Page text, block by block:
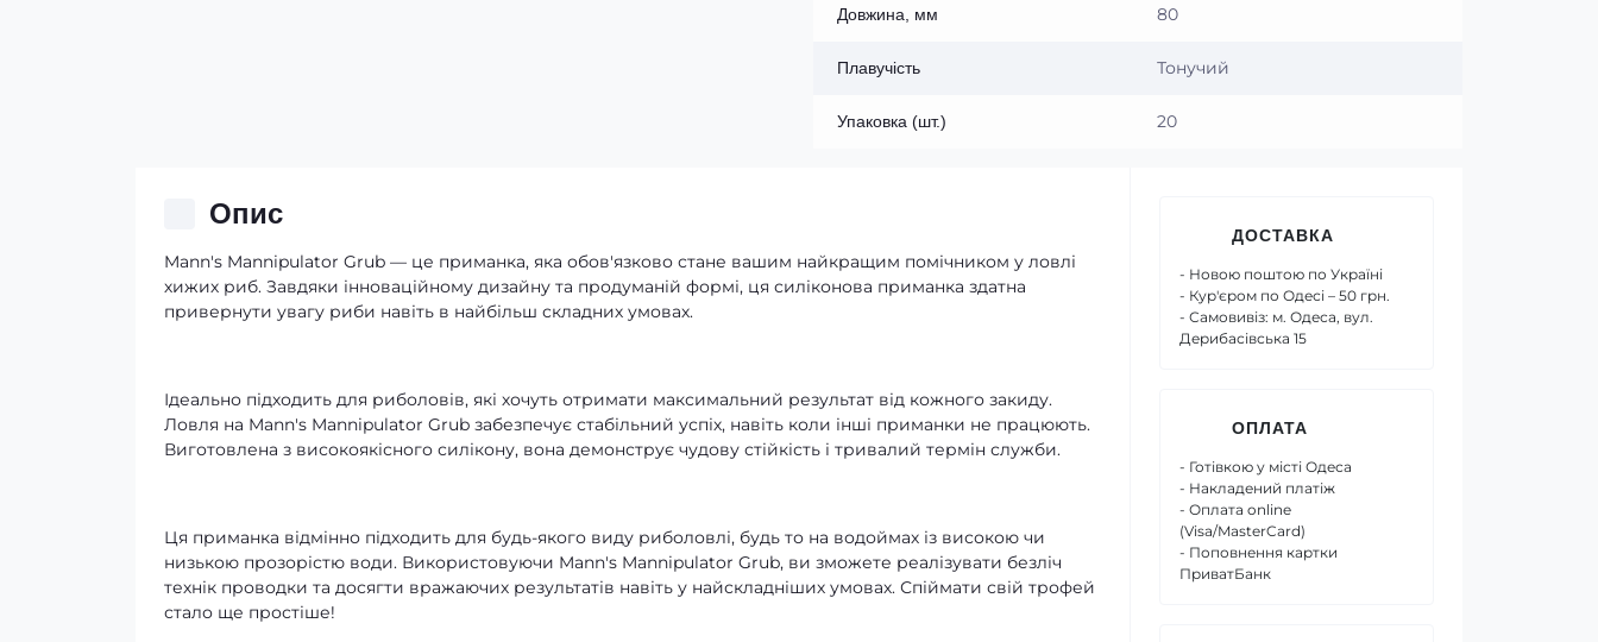
Довжина, мм 80
Плавучість Тонучий
Упаковка (шт.) 20
Опис
Mann's Mannipulator Grub — це приманка, яка обов'язково стане вашим найкращим помічником у ловлі
хижих риб. Завдяки інноваційному дизайну та продуманій формі, ця силіконова приманка здатна
привернути увагу риби навіть в найбільш складних умовах.
Ідеально підходить для риболовів, які хочуть отримати максимальний результат від кожного закиду.
Ловля на Mann's Mannipulator Grub забезпечує стабільний успіх, навіть коли інші приманки не працюють.
Виготовлена з високоякісного силікону, вона демонструє чудову стійкість і тривалий термін служби.
Ця приманка відмінно підходить для будь-якого виду риболовлі, будь то на водоймах із високою чи
низькою прозорістю води. Використовуючи Mann's Mannipulator Grub, ви зможете реалізувати безліч
технік проводки та досягти вражаючих результатів навіть у найскладніших умовах. Спіймати свій трофей
стало ще простіше!
ДОСТАВКА
- Новою поштою по Україні
- Кур'єром по Одесі – 50 грн.
- Самовивіз: м. Одеса, вул.
Дерибасівська 15
ОПЛАТА
- Готівкою у місті Одеса
- Накладений платіж
- Оплата online
(Visa/MasterCard)
- Поповнення картки
ПриватБанк